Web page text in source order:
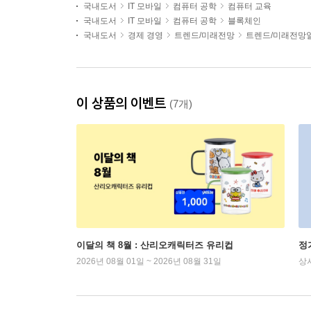
국내도서 IT 모바일 컴퓨터 공학
컴퓨터 교육
국내도서
IT 모바일 컴퓨터 공학
블록체인
국내도서
경제 경영 트렌드/미래전망 트렌드/미래전망
이 상품의 이벤트 (7개)
이달의 책 8월 : 산리오캐릭터즈 유리컵
2026년 08월 01일 ~ 2026년 08월 31일
정
상